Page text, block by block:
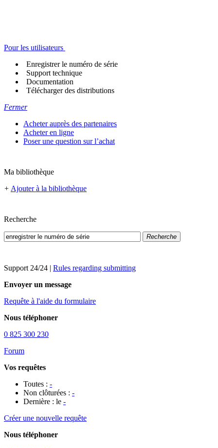
Pour les utilisateurs
Enregistrer le numéro de série
Support technique
Documentation
Télécharger des distributions
Fermer
Acheter auprès des partenaires
Acheter en ligne
Poser une question sur l’achat
Ma bibliothèque
+ Ajouter à la bibliothèque
Recherche
Recherche
Support 24/24 | Rules regarding submitting
Envoyer un message
Requête à l'aide du formulaire
Nous téléphoner
0 825 300 230
Forum
Vos requêtes
Toutes : -
Non clôturées : -
Dernière : le -
Créer une nouvelle requête
Nous téléphoner